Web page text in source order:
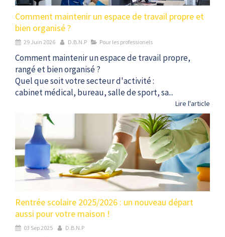
Comment maintenir un espace de travail propre et
bien organisé ?
29 Juin 2026 D.B.N.P Pour les professionels
Comment maintenir un espace de travail propre,
rangé et bien organisé ?
Quel que soit votre secteur d'activité :
cabinet médical, bureau, salle de sport, sa...
Lire l'article
Rentrée scolaire 2025/2026 : un nouveau départ
aussi pour votre maison !
03 Sep 2025 D.B.N.P